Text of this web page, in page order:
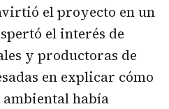
el proyecto en un
el interés de
y productoras de
en explicar cómo
había